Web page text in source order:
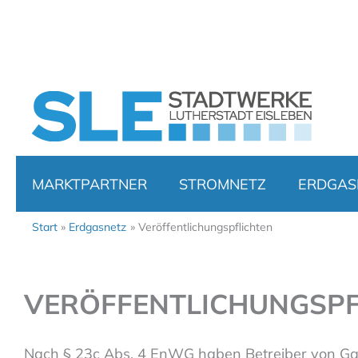
MARKTPARTNER STROMNETZ
Start Erdgasnetz Veröffentlichungspflichten
Nach § 23c Abs. 4 EnWG haben Betreiber von